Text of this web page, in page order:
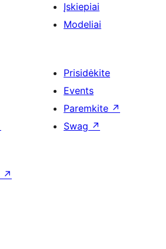
Įskiepiai
Modeliai
Prisidėkite
Events
Paremkite ↗
Swag ↗
↗